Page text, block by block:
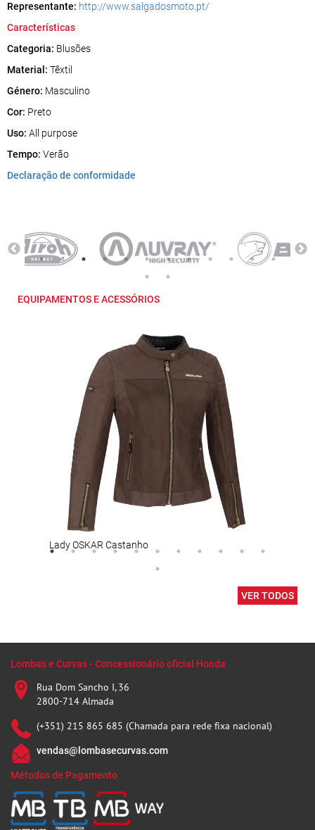
Representante: http://www.salgadosmoto.pt/
Características
Categoria: Blusões
Material: Têxtil
Género: Masculino
Cor: Preto
Uso: All purpose
Tempo: Verão
Declaração de conformidade
EQUIPAMENTOS E ACESSÓRIOS
Lady OSKAR Castanho
VER TODOS
Lombas e Curvas - Concessionário oficial Honda
Rua Dom Sancho I, 36
2800-714 Almada
(+351) 215 865 685 (Chamada para rede fixa nacional)
vendas@lombasecurvas.com
Métodos de Pagamento